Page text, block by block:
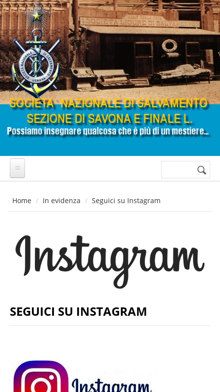
Salta al contenuto principale
Form di
Home In evidenza Seguici su Instagram
SEGUICI SU INSTAGRAM